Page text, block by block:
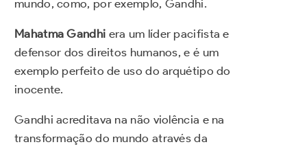
mundo, como, por exemplo, Gandhi.
Mahatma Gandhi era um líder pacifista e
defensor dos direitos humanos, e é um
exemplo perfeito de uso do arquétipo do
inocente.
Gandhi acreditava na não violência e na
transformação do mundo através da